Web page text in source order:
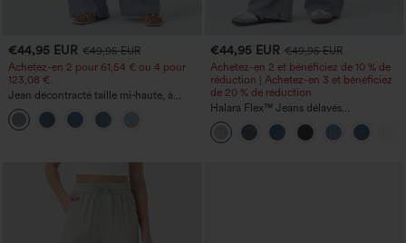
€44,95 EUR €49,95 EUR
Achetez-en 2 pour 61,54 € ou 4 pour
123,08 €.
Jean décontracté taille mi‑haute, à
cordon de serrage, avec poches
€44,95 EUR €49,95 EUR
Achetez-en 2 et bénéficiez de 10 % de
réduction | Achetez-en 3 et bénéficiez
de 20 % de réduction
Halara Flex™ Jeans délavés
décontractés, coupe baggy à jambe
large, taille basse asymétrique, poches
zippées